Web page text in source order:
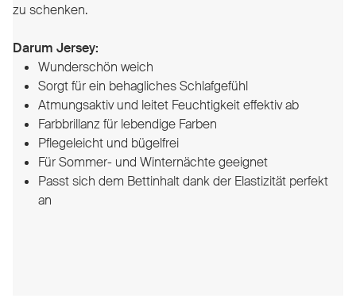
zu schenken.
Darum Jersey:
Wunderschön weich
Sorgt für ein behagliches Schlafgefühl
Atmungsaktiv und leitet Feuchtigkeit effektiv ab
Farbbrillanz für lebendige Farben
Pflegeleicht und bügelfrei
Für Sommer- und Winternächte geeignet
Passt sich dem Bettinhalt dank der Elastizität perfekt
an